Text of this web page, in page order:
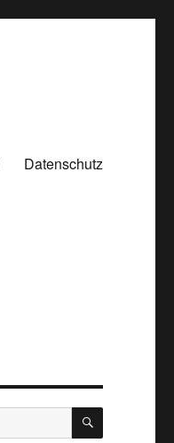
Datenschutz
SUCHEN